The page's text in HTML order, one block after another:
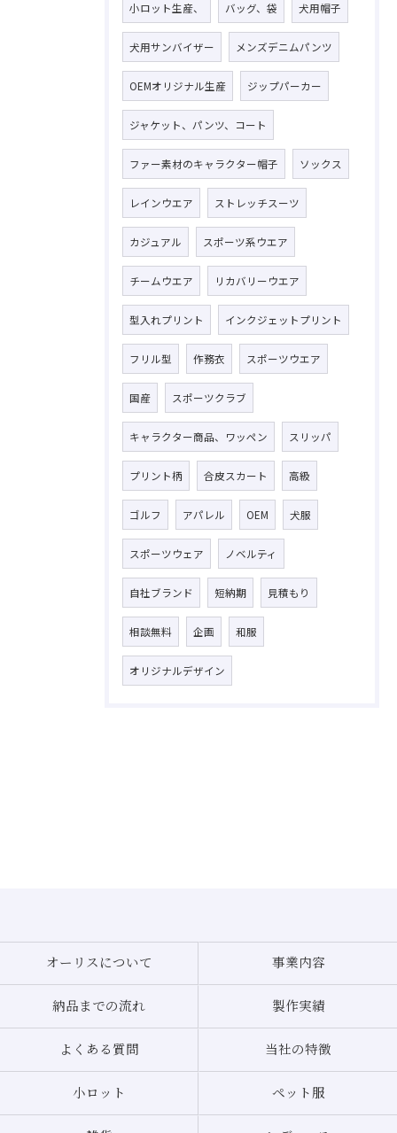
小ロット生産、 バッグ、袋 犬用帽子
犬用サンバイザー メンズデニムパンツ
OEMオリジナル生産 ジップパーカー
ジャケット、パンツ、コート
ファー素材のキャラクター帽子 ソックス
レインウエア ストレッチスーツ
カジュアル スポーツ系ウエア
チームウエア リカバリーウエア
型入れプリント インクジェットプリント
フリル型 作務衣 スポーツウエア
国産 スポーツクラブ
キャラクター商品、ワッペン スリッパ
プリント柄 合皮スカート 高級
ゴルフ アパレル OEM 犬服
スポーツウェア ノベルティ
自社ブランド 短納期 見積もり
相談無料 企画 和服
オリジナルデザイン
オーリスについて 事業内容
納品までの流れ 製作実績
よくある質問 当社の特徴
小ロット ペット服